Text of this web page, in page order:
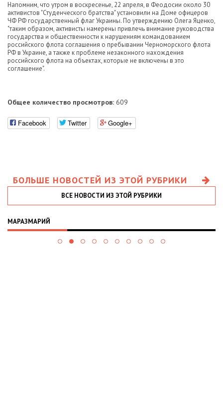
Напомним, что утром в воскресенье, 22 апреля, в Феодосии около 30
активистов "Студенческого братства" установили на Доме офицеров
ЧФ РФ государственный флаг Украины. По утверждению Олега Яценко,
"таким образом, активисты намерены привлечь внимание руководства
государства и общественности к нарушениям командованием
российского флота соглашения о пребывании Черноморского флота
РФ в Украине, а также к проблеме незаконного нахождения
российского флота на объектах, которые не включены в это
соглашение".
Общее количество просмотров: 609
Facebook Twitter Google+
БОЛЬШЕ НОВОСТЕЙ ИЗ ЭТОЙ РУБРИКИ
ВСЕ НОВОСТИ ИЗ ЭТОЙ РУБРИКИ
МАРАЗМАРИЙ